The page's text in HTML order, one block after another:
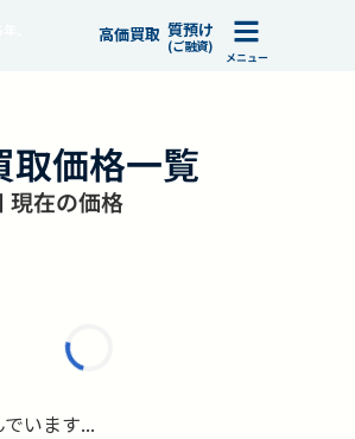
高価買取 質預け
(ご融資)
メニュー
取価格一覧
現在の価格
います...